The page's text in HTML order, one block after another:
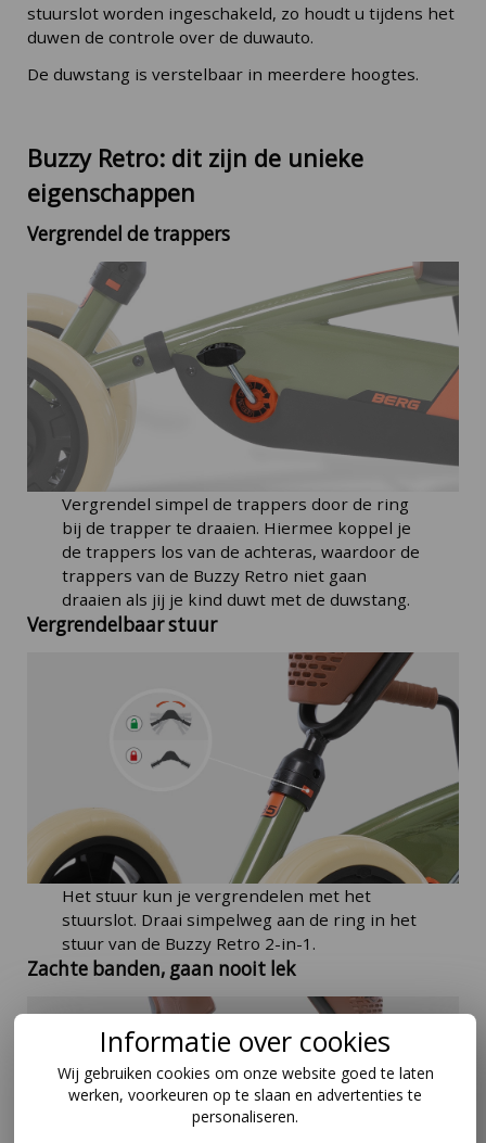
stuurslot worden ingeschakeld, zo houdt u tijdens het
duwen de controle over de duwauto.
De duwstang is verstelbaar in meerdere hoogtes.
Buzzy Retro: dit zijn de unieke
eigenschappen
Vergrendel de trappers
Vergrendel simpel de trappers door de ring
bij de trapper te draaien. Hiermee koppel je
de trappers los van de achteras, waardoor de
trappers van de Buzzy Retro niet gaan
draaien als jij je kind duwt met de duwstang.
Vergrendelbaar stuur
Het stuur kun je vergrendelen met het
stuurslot. Draai simpelweg aan de ring in het
stuur van de Buzzy Retro 2-in-1.
Zachte banden, gaan nooit lek
Informatie over cookies
Wij gebruiken cookies om onze website goed te laten
werken, voorkeuren op te slaan en advertenties te
personaliseren.